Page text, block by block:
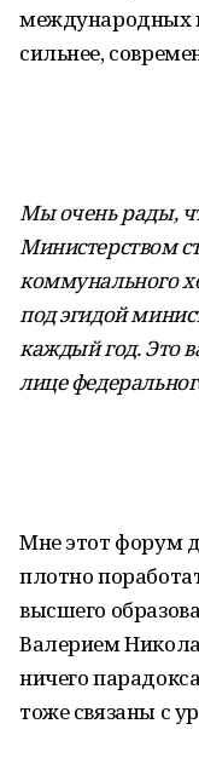
международных
сильнее,
Мы очень рады,
Министерством
коммунального
под эгидой
каждый год. Это
лице
Мне этот форум
плотно
высшего
Валерием
ничего
тоже связаны с